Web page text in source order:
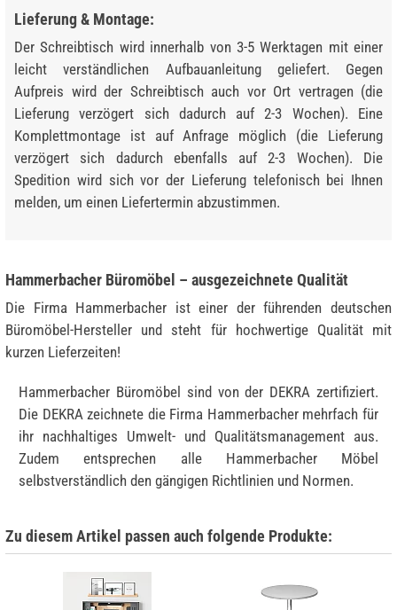
Lieferung & Montage:
Der Schreibtisch wird innerhalb von 3-5 Werktagen mit einer
leicht verständlichen Aufbauanleitung geliefert. Gegen
Aufpreis wird der Schreibtisch auch vor Ort vertragen (die
Lieferung verzögert sich dadurch auf 2-3 Wochen). Eine
Komplettmontage ist auf Anfrage möglich (die Lieferung
verzögert sich dadurch ebenfalls auf 2-3 Wochen). Die
Spedition wird sich vor der Lieferung telefonisch bei Ihnen
melden, um einen Liefertermin abzustimmen.
Hammerbacher Büromöbel – ausgezeichnete Qualität
Die Firma Hammerbacher ist einer der führenden deutschen
Büromöbel-Hersteller und steht für hochwertige Qualität mit
kurzen Lieferzeiten!
Hammerbacher Büromöbel sind von der DEKRA zertifiziert.
Die DEKRA zeichnete die Firma Hammerbacher mehrfach für
ihr nachhaltiges Umwelt- und Qualitätsmanagement aus.
Zudem entsprechen alle Hammerbacher Möbel
selbstverständlich den gängigen Richtlinien und Normen.
Zu diesem Artikel passen auch folgende Produkte: